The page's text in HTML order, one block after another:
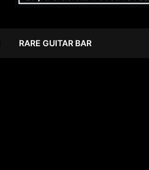
RARE GUITAR BAR